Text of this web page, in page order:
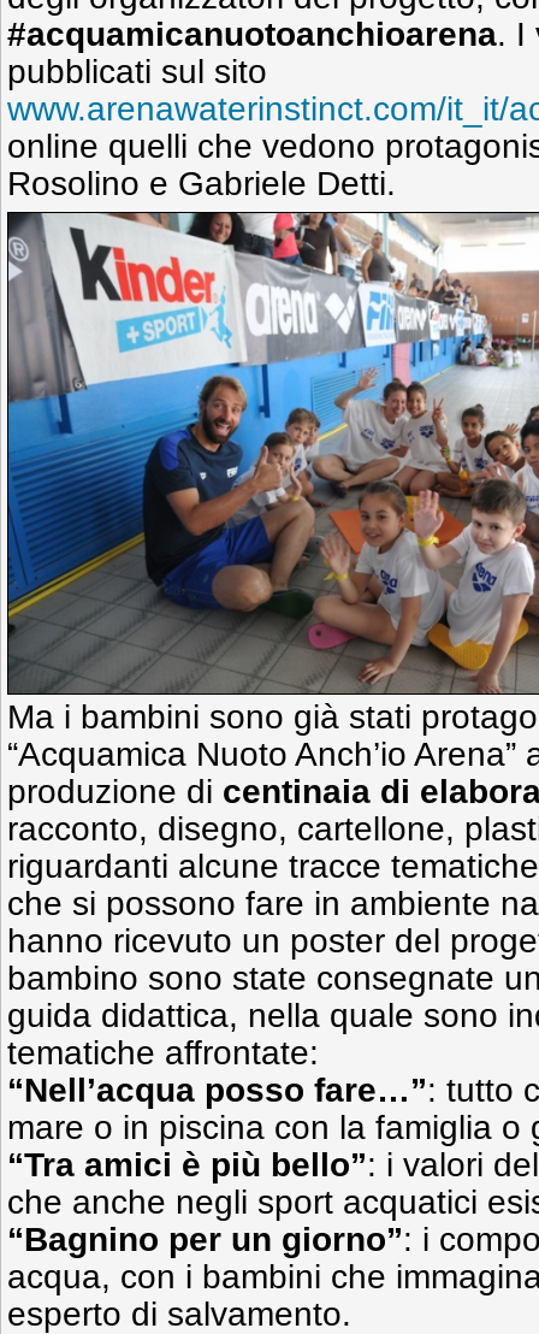
#acquamicanuotoanchioarena. I
pubblicati sul sito
www.arenawaterinstinct.com/it_it/
online quelli che vedono
Rosolino e Gabriele Detti.
Ma i bambini sono già stati
“Acquamica Nuoto Anch’io Arena”
produzione di centinaia di
racconto, disegno, cartellone,
riguardanti alcune tracce
che si possono fare in ambiente
hanno ricevuto un poster del
bambino sono state consegnate
guida didattica, nella quale sono
tematiche affrontate:
“Nell’acqua posso fare…”: tutto
mare o in piscina con la famiglia o
“Tra amici è più bello”: i valori
che anche negli sport acquatici
“Bagnino per un giorno”: i
acqua, con i bambini che
esperto di salvamento.